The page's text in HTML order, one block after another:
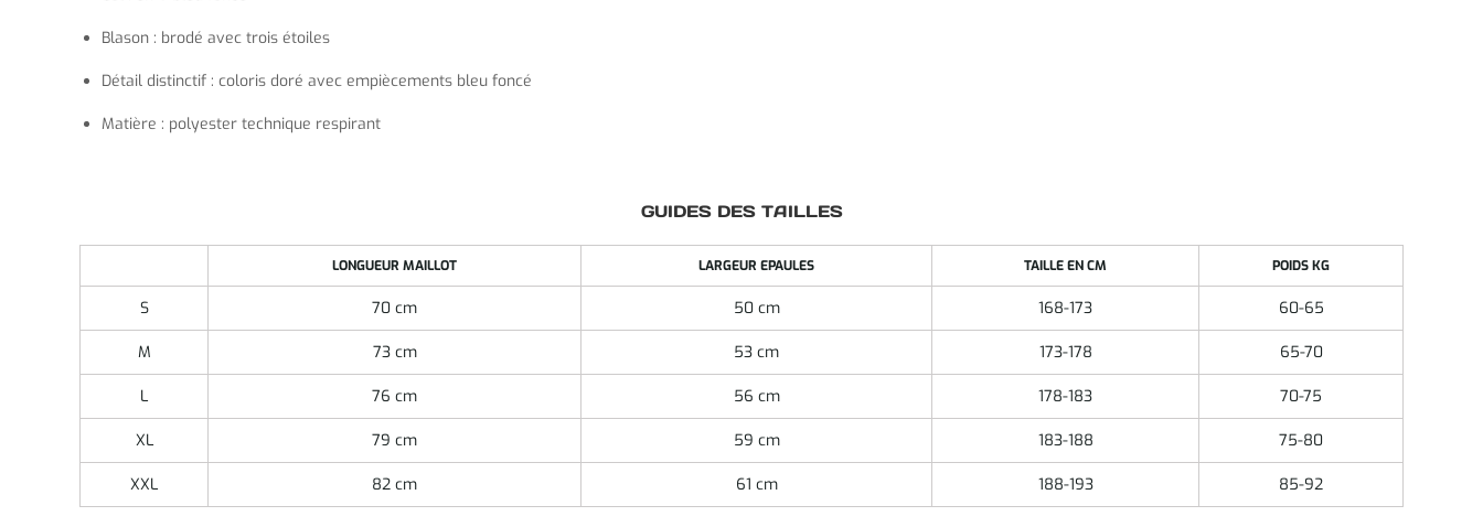
Blason : brodé avec trois étoiles
Détail distinctif : coloris doré avec empiècements bleu foncé
Matière : polyester technique respirant
GUIDES DES TAILLES
LONGUEUR MAILLOT LARGEUR EPAULES TAILLE EN CM POIDS KG
S 70 cm 50 cm 168-173 60-65
M 73 cm 53 cm 173-178 65-70
L 76 cm 56 cm 178-183 70-75
XL 79 cm 59 cm 183-188 75-80
XXL 82 cm 61 cm 188-193 85-92